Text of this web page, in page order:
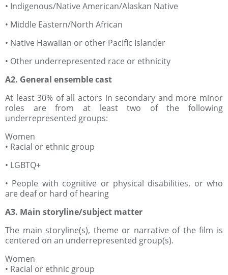
• Indigenous/Native American/Alaskan Native
• Middle Eastern/North African
• Native Hawaiian or other Pacific Islander
• Other underrepresented race or ethnicity
A2. General ensemble cast
At least 30% of all actors in secondary and more minor
roles are from at least two of the following
underrepresented groups:
Women
• Racial or ethnic group
• LGBTQ+
• People with cognitive or physical disabilities, or who
are deaf or hard of hearing
A3. Main storyline/subject matter
The main storyline(s), theme or narrative of the film is
centered on an underrepresented group(s).
Women
• Racial or ethnic group